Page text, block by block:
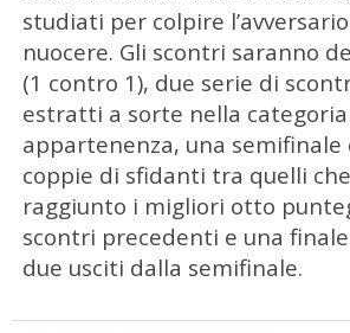
studiati per colpire
nuocere. Gli scontri saranno
(1 contro 1), due serie di
estratti a sorte nella
appartenenza, una
coppie di sfidanti tra quelli
raggiunto i migliori otto
scontri precedenti e una
due usciti dalla semifinale.